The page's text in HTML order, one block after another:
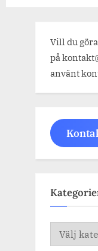
Vill du
på
använt
Kategorier